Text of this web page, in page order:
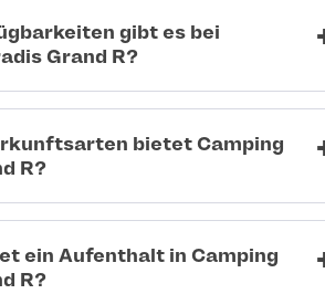
gibt es bei
Grand R?
bietet Camping
R?
ein Aufenthalt in Camping
R?